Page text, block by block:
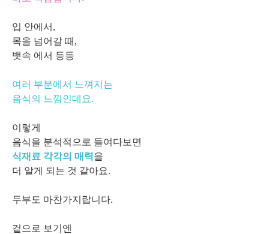
입 안에서,
목을 넘어갈 때,
뱃속 에서 등등
여러 부분에서 느껴지는
음식의 느낌인데요.
이렇게
음식을 분석적으로 들여다보면
식재료 각각의 매력 을
더 알게 되는 것 같아요.
두부도 마찬가지랍니다.
겉으로 보기엔